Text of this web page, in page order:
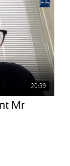
20:39
Mr